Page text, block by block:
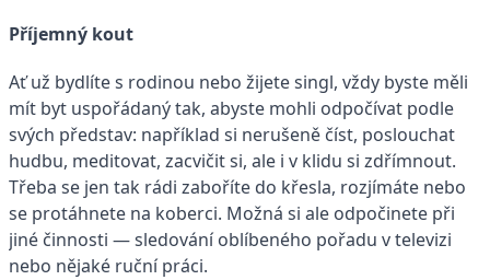
Příjemný kout
Ať už bydlíte s rodinou nebo žijete singl, vždy byste měli
mít byt uspořádaný tak, abyste mohli odpočívat podle
svých představ: například si nerušeně číst, poslouchat
hudbu, meditovat, zacvičit si, ale i v klidu si zdřímnout.
Třeba se jen tak rádi zaboříte do křesla, rozjímáte nebo
se protáhnete na koberci. Možná si ale odpočinete při
jiné činnosti — sledování oblíbeného pořadu v televizi
nebo nějaké ruční práci.